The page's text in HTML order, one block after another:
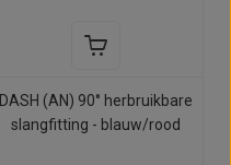
DASH (AN) 90° herbruikbare
slangfitting - blauw/rood